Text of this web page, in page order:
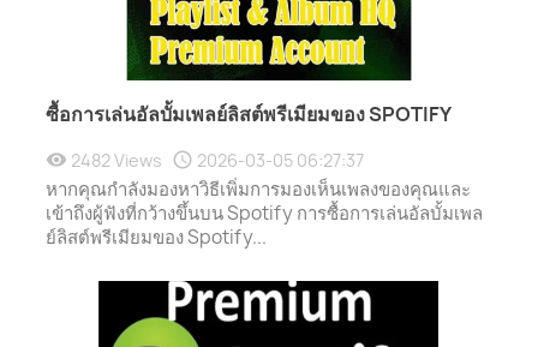
ซื้อการเล่นอัลบั้มเพลย์ลิสต์พรีเมียมของ SPOTIFY
2482 Views 2026-03-05 06:27:37
หากคุณกำลังมองหาวิธีเพิ่มการมองเห็นเพลงของคุณและ
เข้าถึงผู้ฟังที่กว้างขึ้นบน Spotify การซื้อการเล่นอัลบั้มเพล
ย์ลิสต์พรีเมียมของ Spotify...